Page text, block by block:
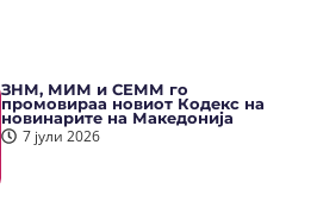
ЗНМ, МИМ и СЕММ го
промовираа новиот Кодекс на
новинарите на Македонија
7 јули 2026